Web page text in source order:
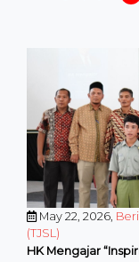
May 22, 2026,
(TJSL)
HK Mengajar